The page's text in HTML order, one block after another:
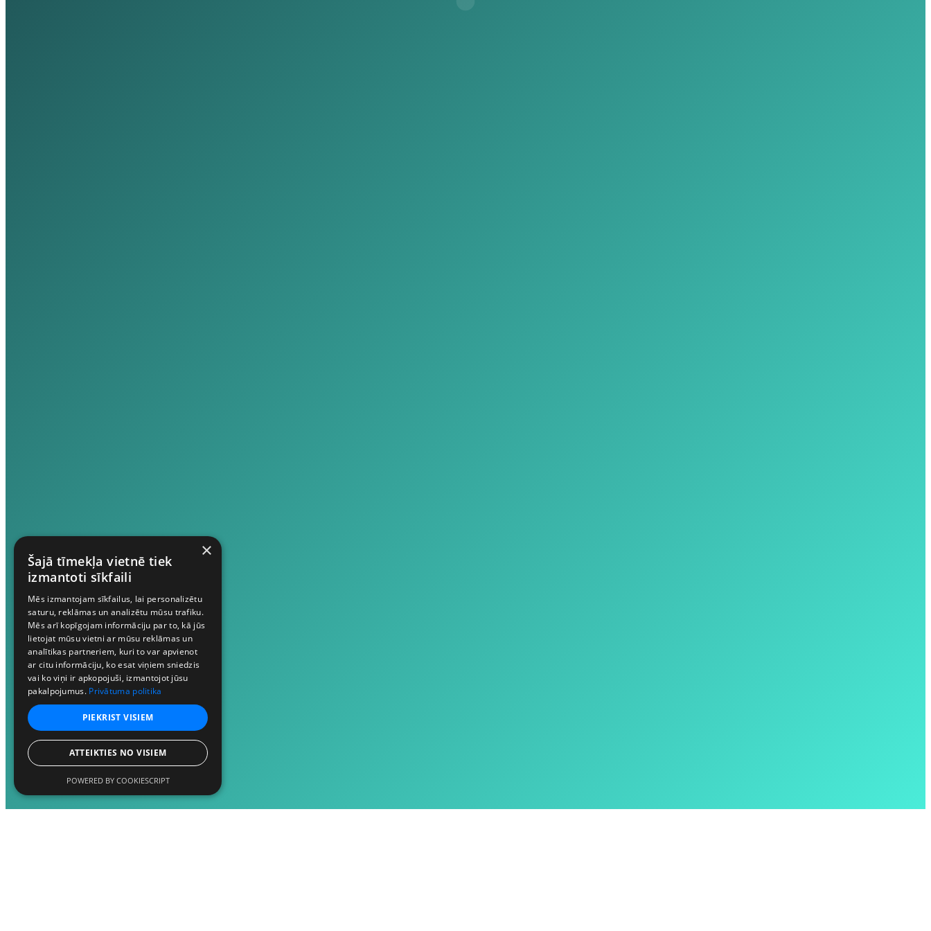
×
Šajā tīmekļa vietnē tiek
izmantoti sīkfaili
Mēs izmantojam sīkfailus, lai personalizētu
saturu, reklāmas un analizētu mūsu trafiku.
Mēs arī kopīgojam informāciju par to, kā jūs
lietojat mūsu vietni ar mūsu reklāmas un
analītikas partneriem, kuri to var apvienot
ar citu informāciju, ko esat viņiem sniedzis
vai ko viņi ir apkopojuši, izmantojot jūsu
pakalpojumus. Privātuma politika
PIEKRIST VISIEM
ATTEIKTIES NO VISIEM
POWERED BY COOKIESCRIPT